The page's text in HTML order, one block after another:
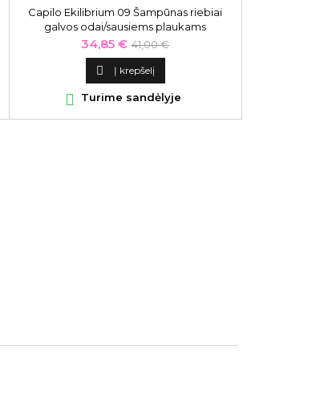
Capilo Ekilibrium 09 Šampūnas riebiai
galvos odai/sausiems plaukams
Kaina
34,85 € Bazinė
kaina
41,00 €
 Į krepšelį
 Turime sandėlyje